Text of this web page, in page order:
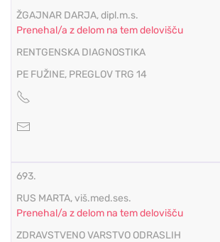
ŽGAJNAR DARJA, dipl.m.s.
Prenehal/a z delom na tem delovišču
RENTGENSKA DIAGNOSTIKA
PE FUŽINE, PREGLOV TRG 14
693.
RUS MARTA, viš.med.ses.
Prenehal/a z delom na tem delovišču
ZDRAVSTVENO VARSTVO ODRASLIH